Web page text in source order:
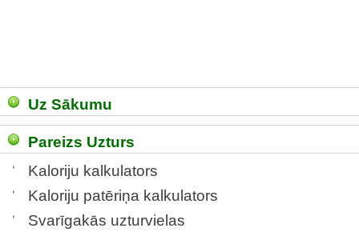
Uz Sākumu
Pareizs Uzturs
Kaloriju kalkulators
Kaloriju patēriņa kalkulators
Svarīgakās uzturvielas